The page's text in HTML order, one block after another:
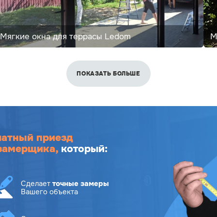
Мягкие окна для террасы Ledom
ПОКАЗАТЬ БОЛЬШЕ
приезд
который:
Сделаетточные замеры
Вашего объекта